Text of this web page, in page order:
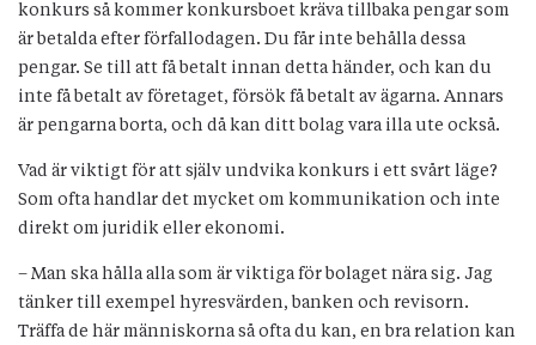
konkurs så kommer konkursboet kräva tillbaka pengar som
är betalda efter förfallodagen. Du får inte behålla dessa
pengar. Se till att få betalt innan detta händer, och kan du
inte få betalt av företaget, försök få betalt av ägarna. Annars
är pengarna borta, och då kan ditt bolag vara illa ute också.
Vad är viktigt för att själv undvika konkurs i ett svårt läge?
Som ofta handlar det mycket om kommunikation och inte
direkt om juridik eller ekonomi.
– Man ska hålla alla som är viktiga för bolaget nära sig. Jag
tänker till exempel hyresvärden, banken och revisorn.
Träffa de här människorna så ofta du kan, en bra relation kan